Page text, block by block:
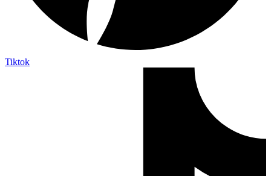
Tiktok